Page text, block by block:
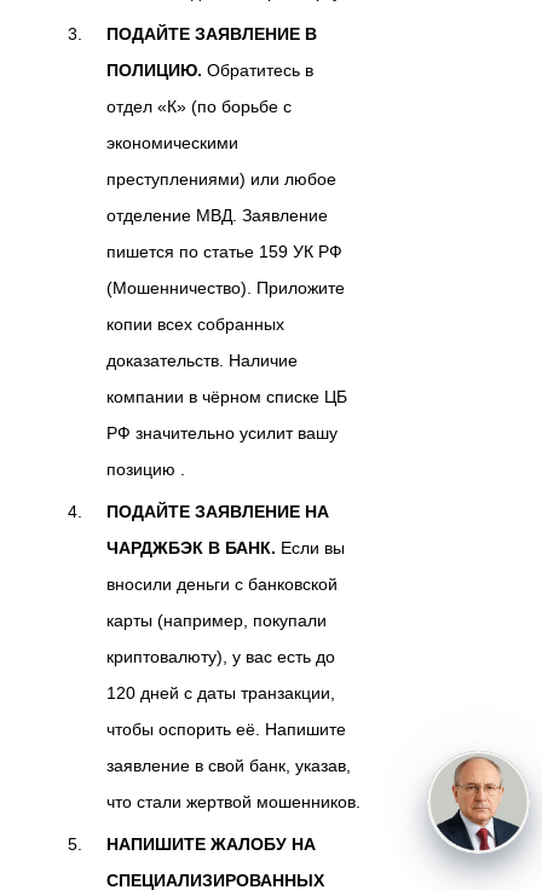
ПОДАЙТЕ ЗАЯВЛЕНИЕ В
ПОЛИЦИЮ. Обратитесь в
отдел «К» (по борьбе с
экономическими
преступлениями) или любое
отделение МВД. Заявление
пишется по статье 159 УК РФ
(Мошенничество). Приложите
копии всех собранных
доказательств. Наличие
компании в чёрном списке ЦБ
РФ значительно усилит вашу
позицию .
ПОДАЙТЕ ЗАЯВЛЕНИЕ НА
ЧАРДЖБЭК В БАНК. Если вы
вносили деньги с банковской
карты (например, покупали
криптовалюту), у вас есть до
120 дней с даты транзакции,
чтобы оспорить её. Напишите
заявление в свой банк, указав,
что стали жертвой мошенников.
НАПИШИТЕ ЖАЛОБУ НА
СПЕЦИАЛИЗИРОВАННЫХ